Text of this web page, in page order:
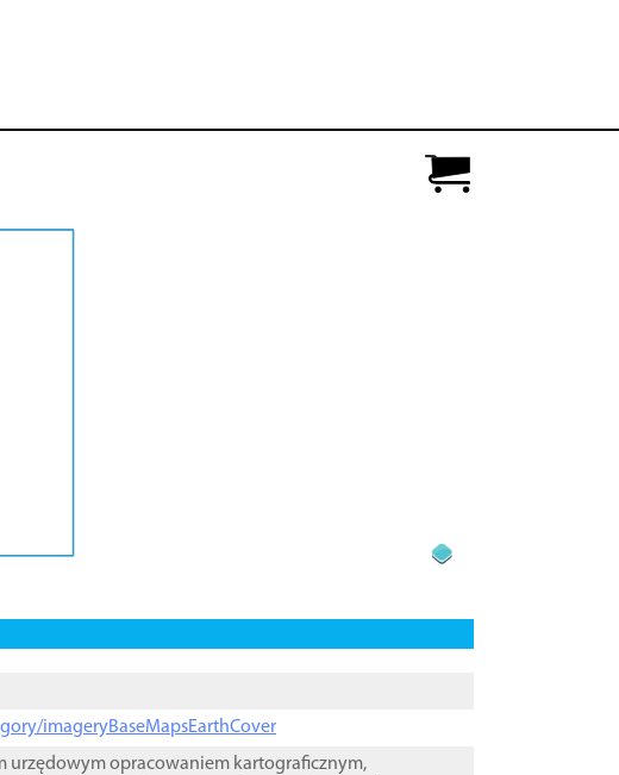
imageryBaseMapsEarthCover
urzędowym opracowaniem kartograficznym,